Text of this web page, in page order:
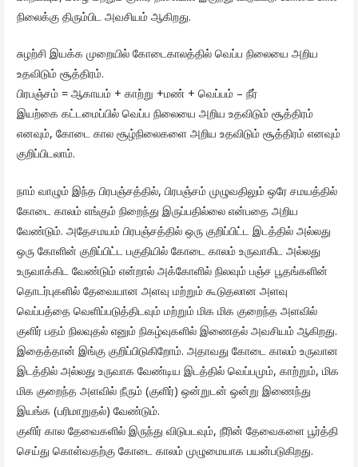
நிலைக்கு திரும்பிட அவசியம் ஆகிறது.
சுழற்சி இயக்க முறையில் கோடைகாலத்தில் வெப்ப நிலையை அறிய
உதவிடும் சூத்திரம்.
பிரபஞ்சம் = ஆகாயம் + காற்று +மண் + வெப்பம் – நீர்
இயற்கை கட்டமைப்பில் வெப்ப நிலையை அறிய உதவிடும் சூத்திரம்
எனவும், கோடை கால சூழ்நிலைகளை அறிய உதவிடும் சூத்திரம் எனவும்
குறிப்பிடலாம்.
நாம் வாழும் இந்த பிரபஞ்சத்தில், பிரபஞ்சம் முழுவதிலும் ஒரே சமயத்தில்
கோடை காலம் எங்கும் நிறைந்து இருப்பதில்லை என்பதை அறிய
வேண்டும். அதேசமயம் பிரபஞ்சத்தில் ஒரு குறிப்பிட்ட இடத்தில் அல்லது
ஒரு கோளின் குறிப்பிட்ட பகுதியில் கோடை காலம் உருவாகிட அல்லது
உருவாக்கிட வேண்டும் என்றால் அக்கோளில் நிலவும் பஞ்ச பூதங்களின்
தொடர்புகளில் தேவையான அளவு மற்றும் கூடுதலான அளவு
வெப்பத்தை வெளிப்படுத்திடவும் மற்றும் மிக மிக குறைந்த அளவில்
குளிர் பதம் நிலவுதல் எனும் நிகழ்வுகளில் இணைதல் அவசியம் ஆகிறது.
இதைத்தான் இங்கு குறிப்பிடுகிறோம். அதாவது கோடை காலம் உருவான
இடத்தில் அல்லது உருவாக வேண்டிய இடத்தில் வெப்பமும், காற்றும், மிக
மிக குறைந்த அளவில் நீரும் (குளிர்) ஒன்றுடன் ஒன்று இணைந்து
இயங்க (பரிமாறுதல்) வேண்டும்.
குளிர் கால தேவைகளில் இருந்து விடுபடவும், நீரின் தேவைகளை பூர்த்தி
செய்து கொள்வதற்கு கோடை காலம் முழுமையாக பயன்படுகிறது.